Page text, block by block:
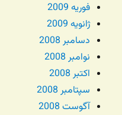
فوریه 2009
ژانویه 2009
دسامبر 2008
نوامبر 2008
اکتبر 2008
سپتامبر 2008
آگوست 2008